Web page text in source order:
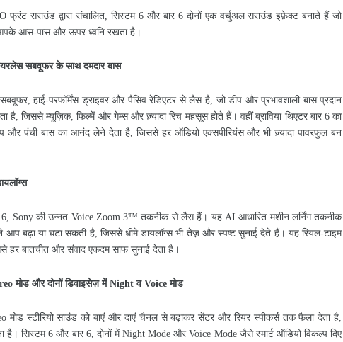
फ्रंट सराउंड द्वारा संचालित,सिस्टम6 और बार6 दोनों एक वर्चुअल सराउंड इफ़ेक्ट बनाते हैं जो
आस-पास और ऊपर ध्वनि रखता है।
सबवूफर के साथ दमदार बास
सबवूफर,हाई-परफॉर्मेंस ड्राइवर और पैसिव रेडिएटर से लैस है, जो डीप और प्रभावशाली बास प्रदान
है,जिससे म्यूज़िक,फिल्में और गेम्स और ज़्यादा रिच महसूस होते हैं। वहीं ब्राविया थिएटर बार6का
और पंची बास का आनंद लेने देता है, जिससे हर ऑडियो एक्सपीरियंस और भी ज़्यादा पावरफुल बन
Sony की उन्नत Voice Zoom 3™तकनीक से लैस हैं। यहAIआधारित मशीन लर्निंग तकनीक
आप बढ़ा या घटा सकती है, जिससे धीमे डायलॉग्स भी तेज़ और स्पष्ट सुनाई देते हैं। यह रियल-टाइम
हर बातचीत और संवाद एकदम साफ सुनाई देता है।
मोड और दोनों डिवाइसेज़ मेंNightवVoiceमोड
मोड स्टीरियो साउंड को बाएं और दाएं चैनल से बढ़ाकर सेंटर और रियर स्पीकर्स तक फैला देता है,
है। सिस्टम6और बार6, दोनों मेंNight ModeऔरVoice Mode जैसे स्मार्ट ऑडियो विकल्प दिए